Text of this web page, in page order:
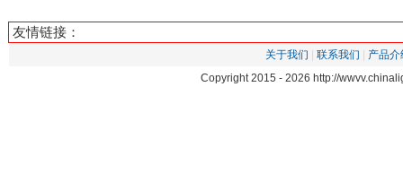
友情链接：
关于我们 联系我们
产品介
Copyright 2015 - 2026 http://